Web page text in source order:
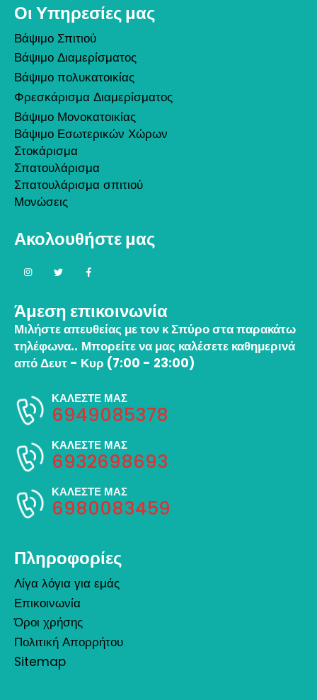
Οι Υπηρεσίες μας
Βάψιμο Σπιτιού
Βάψιμο Διαμερίσματος
Βάψιμο πολυκατοικίας
Φρεσκάρισμα Διαμερίσματος
Βάψιμο Μονοκατοικίας
Βάψιμο Εσωτερικών Χώρων
Στοκάρισμα
Σπατουλάρισμα
Σπατουλάρισμα σπιτιού
Μονώσεις
Ακολουθήστε μας
Άμεση επικοινωνία
Μιλήστε απευθείας με τον κ Σπύρο στα παρακάτω
τηλέφωνα.. Μπορείτε να μας καλέσετε καθημερινά
από Δευτ - Κυρ (7:00 - 23:00)
ΚΑΛΕΣΤΕ ΜΑΣ
6949085378
ΚΑΛΕΣΤΕ ΜΑΣ
6932698693
ΚΑΛΕΣΤΕ ΜΑΣ
6980083459
Πληροφορίες
Λίγα λόγια για εμάς
Επικοινωνία
Όροι χρήσης
Πολιτική Απορρήτου
Sitemap